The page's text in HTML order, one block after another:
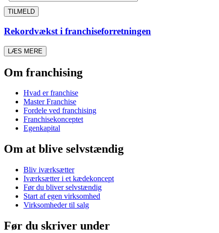
TILMELD
Rekordvækst i franchiseforretningen
LÆS MERE
Om franchising
Hvad er franchise
Master Franchise
Fordele ved franchising
Franchisekonceptet
Egenkapital
Om at blive selvstændig
Bliv iværksætter
Iværksætter i et kædekoncept
Før du bliver selvstændig
Start af egen virksomhed
Virksomheder til salg
Før du skriver under